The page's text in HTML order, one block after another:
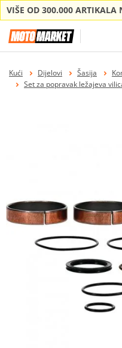
VIŠE OD 300.000
Kući Dijelovi Šasija
Set za popravak ležajeva